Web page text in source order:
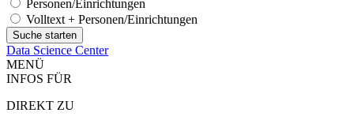
Personen/Einrichtungen
Volltext + Personen/Einrichtungen
Data Science Center
MENÜ
INFOS FÜR
DIREKT ZU